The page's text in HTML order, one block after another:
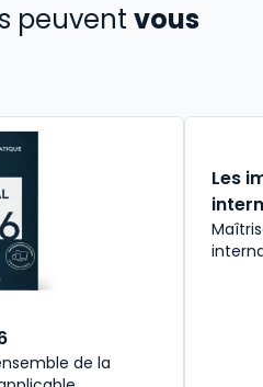
peuvent vous
de la
Les